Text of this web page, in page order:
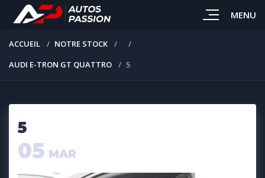
MENU
ACCUEIL
NOTRE STOCK
AUDI E-TRON GT QUATTRO
5
5
05 MAR